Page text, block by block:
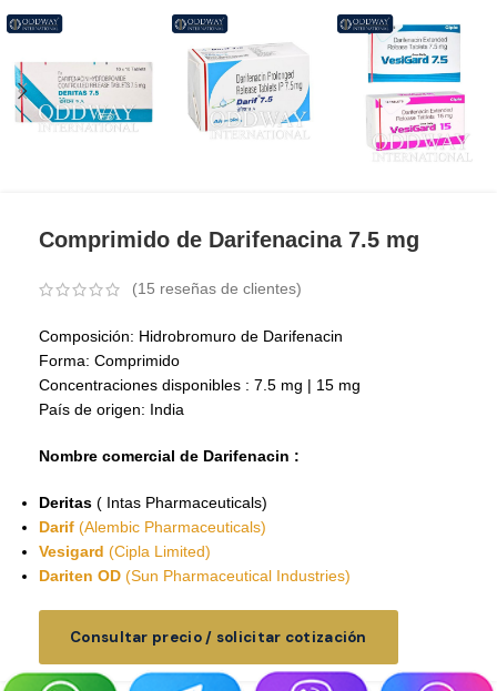
Comprimido de Darifenacina 7.5 mg
(15 reseñas de clientes)
Composición: Hidrobromuro de Darifenacin
Forma: Comprimido
Concentraciones disponibles : 7.5 mg | 15 mg
País de origen: India
Nombre comercial de Darifenacin :
Deritas ( Intas Pharmaceuticals)
Darif (Alembic Pharmaceuticals)
Vesigard (Cipla Limited)
Dariten OD (Sun Pharmaceutical Industries)
Consultar precio / solicitar cotización